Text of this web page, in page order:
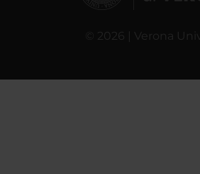
© 2026 | Verona